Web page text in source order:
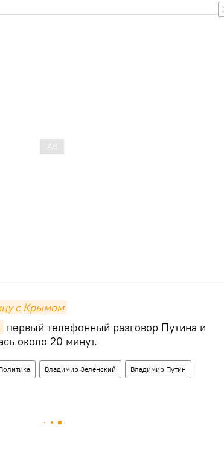
с Крымом
первый телефонный разговор Путина и
около 20 минут.
Владимир Зеленский Владимир Путин